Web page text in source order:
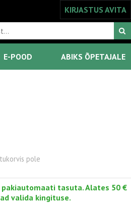
KIRJASTUS AVITA
E-POOD ABIKS ÕPETAJALE
pole
tasuta. Alates 50 €
valida kingituse.